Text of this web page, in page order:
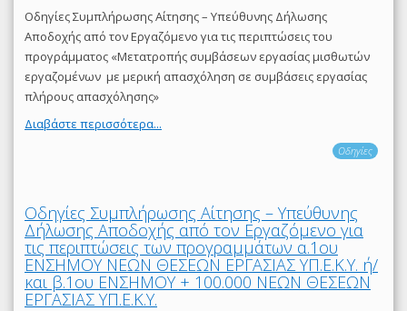
Οδηγίες Συμπλήρωσης Αίτησης – Υπεύθυνης Δήλωσης
Αποδοχής από τον Εργαζόμενο για τις περιπτώσεις του
προγράμματος «Μετατροπής συμβάσεων εργασίας μισθωτών
εργαζομένων με μερική απασχόληση σε συμβάσεις εργασίας
πλήρους απασχόλησης»
Διαβάστε περισσότερα...
Οδηγίες
Οδηγίες Συμπλήρωσης Αίτησης – Υπεύθυνης
Δήλωσης Αποδοχής από τον Εργαζόμενο για
τις περιπτώσεις των προγραμμάτων α.1ου
ΕΝΣΗΜΟΥ ΝΕΩΝ ΘΕΣΕΩΝ ΕΡΓΑΣΙΑΣ ΥΠ.Ε.Κ.Υ. ή/
και β.1ου ΕΝΣΗΜΟΥ + 100.000 ΝΕΩΝ ΘΕΣΕΩΝ
ΕΡΓΑΣΙΑΣ ΥΠ.Ε.Κ.Υ.